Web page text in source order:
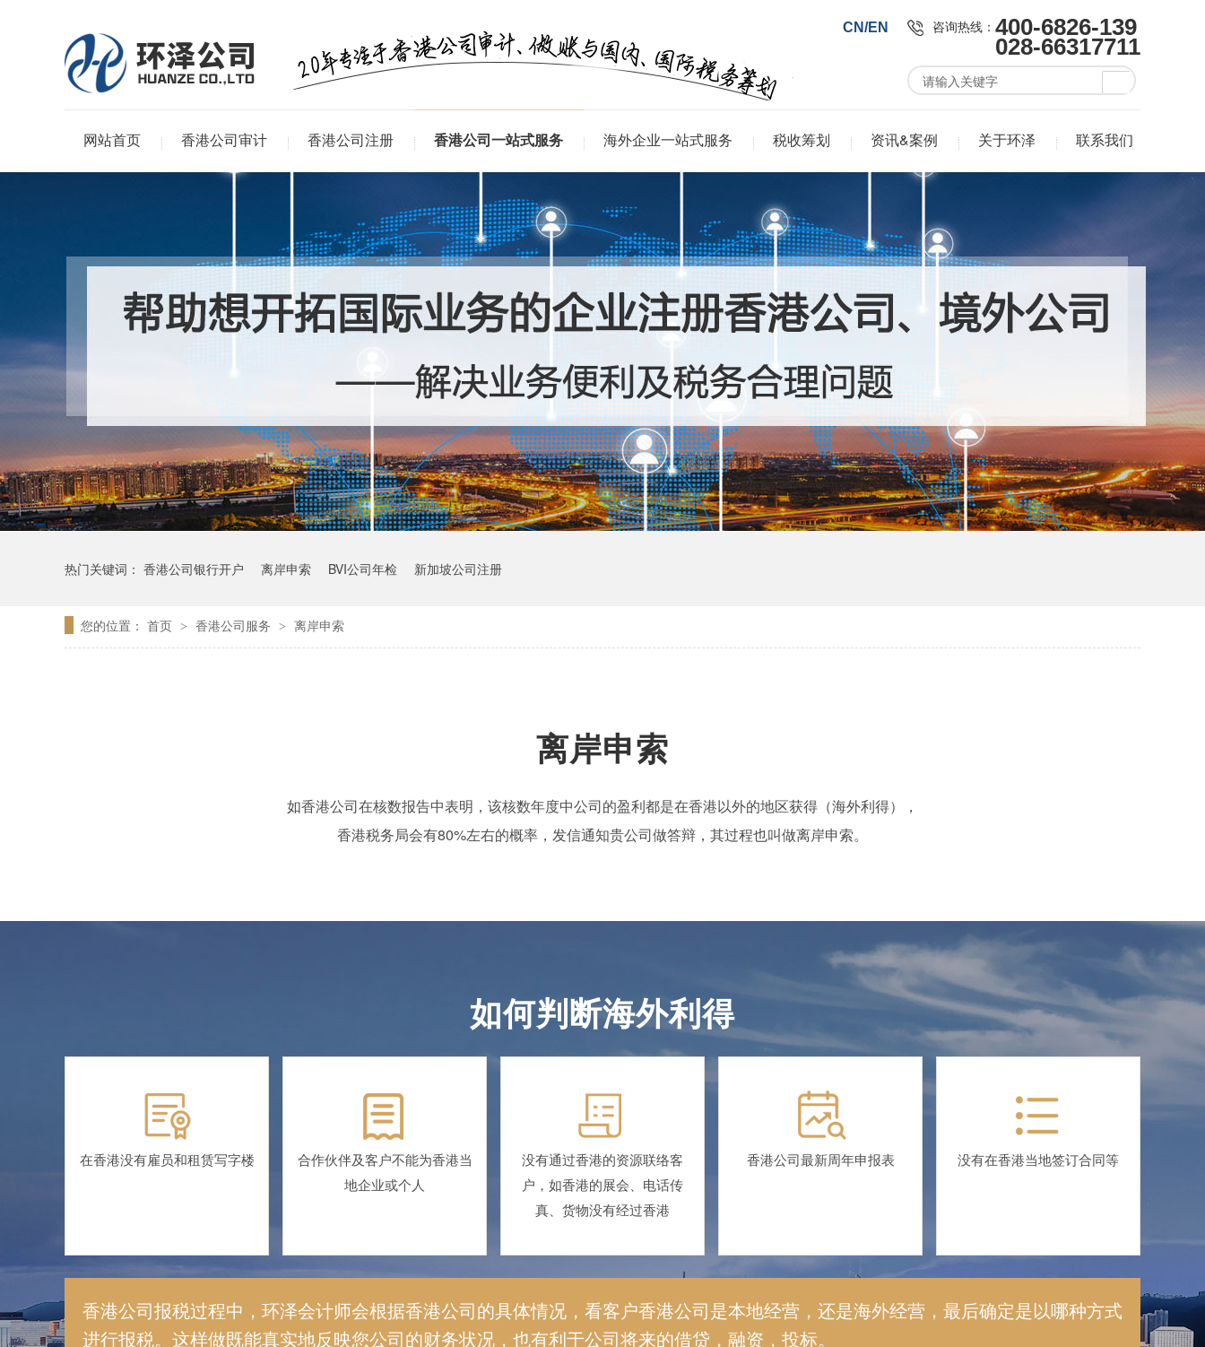
CN/EN 咨询热线： 400-6826-139
028-66317711
网站首页 香港公司审计 香港公司注册 香港公司一站式服务 海外企业一站式服务 税收筹划 资讯&案例 关于环泽 联系我们
热门关键词： 香港公司银行开户 离岸申索 BVI公司年检 新加坡公司注册
您的位置： 首页 > 香港公司服务 > 离岸申索
离岸申索
如香港公司在核数报告中表明，该核数年度中公司的盈利都是在香港以外的地区获得（海外利得），
香港税务局会有80%左右的概率，发信通知贵公司做答辩，其过程也叫做离岸申索。
如何判断海外利得
在香港没有雇员和租赁写字楼
合作伙伴及客户不能为香港当
地企业或个人
没有通过香港的资源联络客
户，如香港的展会、电话传
真、货物没有经过香港
香港公司最新周年申报表 没有在香港当地签订合同等
香港公司报税过程中，环泽会计师会根据香港公司的具体情况，看客户香港公司是本地经营，还是海外经营，最后确定是以哪种方式
进行报税。这样做既能真实地反映您公司的财务状况，也有利于公司将来的借贷，融资，投标。